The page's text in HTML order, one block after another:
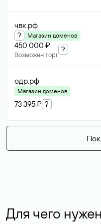
чвк.рф
? Магазин доменов
450 000 ₽
Возможен торг
?
одр.рф
Магазин доменов
73 395 ₽ ?
Для чего